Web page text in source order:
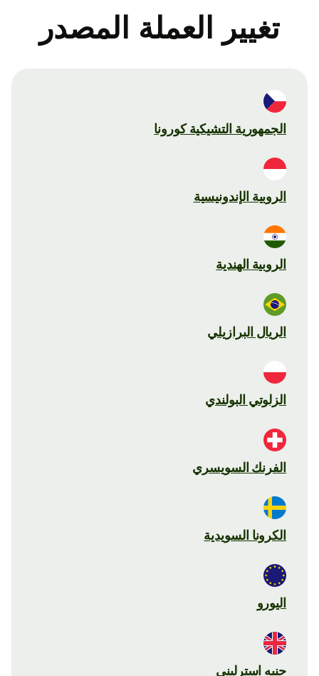
تغيير العملة المصدر
الجمهورية التشيكية كورونا
الروبية الإندونيسية
الروبية الهندية
الريال البرازيلي
الزلوتي البولندي
الفرنك السويسري
الكرونا السويدية
اليورو
جنيه استرليني